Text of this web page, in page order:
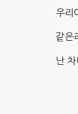
우리
같은
난